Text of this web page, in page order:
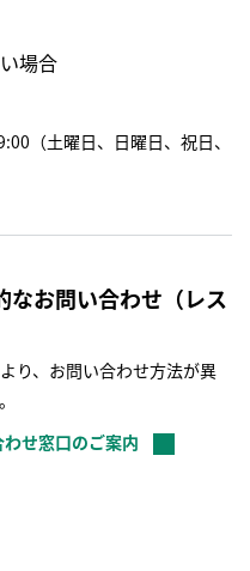
場合
（土曜日、日曜日、祝日、
なお問い合わせ（レス
り、お問い合わせ方法が異
せ窓口のご案内